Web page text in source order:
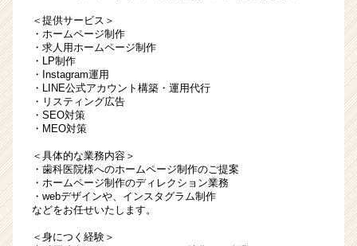
＜提供サービス＞
・ホームページ制作
・求人用ホームページ制作
・LP制作
・Instagram運用
・LINE公式アカウント構築・運用代行
・リスティング広告
・SEO対策
・MEO対策
＜具体的な業務内容＞
・歯科医院様へのホームページ制作のご提案
・ホームページ制作のディレクション業務
・webデザインや、インスタグラム制作
などをお任せいたします。
＜身につく経験＞